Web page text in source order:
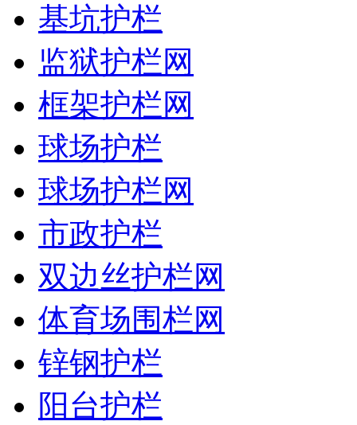
基坑护栏
监狱护栏网
框架护栏网
球场护栏
球场护栏网
市政护栏
双边丝护栏网
体育场围栏网
锌钢护栏
阳台护栏